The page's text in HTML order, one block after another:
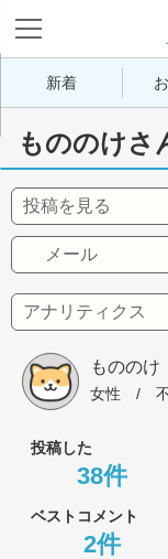
新着
もののけさ
投稿を見る
メール
アナリティクス
もののけ
女性 /
投稿した
38件
ベストコメント
2件